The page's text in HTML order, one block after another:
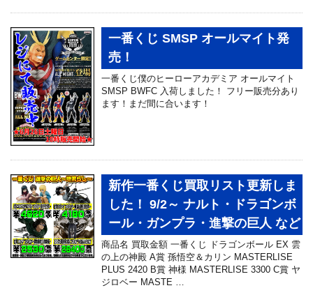
一番くじ SMSP オールマイト発
売！
一番くじ僕のヒーローアカデミア オールマイト
SMSP BWFC 入荷しました！ フリー販売分あり
ます！まだ間に合います！
新作一番くじ買取リスト更新しま
した！ 9/2～ ナルト・ドラゴンボ
ール・ガンプラ・進撃の巨人 など
商品名 買取金額 一番くじ ドラゴンボール EX 雲
の上の神殿 A賞 孫悟空＆カリン MASTERLISE
PLUS 2420 B賞 神様 MASTERLISE 3300 C賞 ヤ
ジロベー MASTE …